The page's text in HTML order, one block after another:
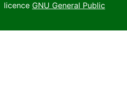
licence GNU General Public